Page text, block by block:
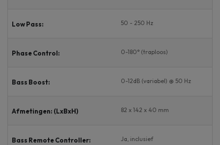
Low Pass: 50 - 250 Hz
Phase Control: 0-180° (traploos)
Bass Boost: 0-12dB (variabel) @ 50 Hz
Afmetingen: (LxBxH) 82 x 142 x 40 mm
Bass Remote Controller: Ja, inclusief